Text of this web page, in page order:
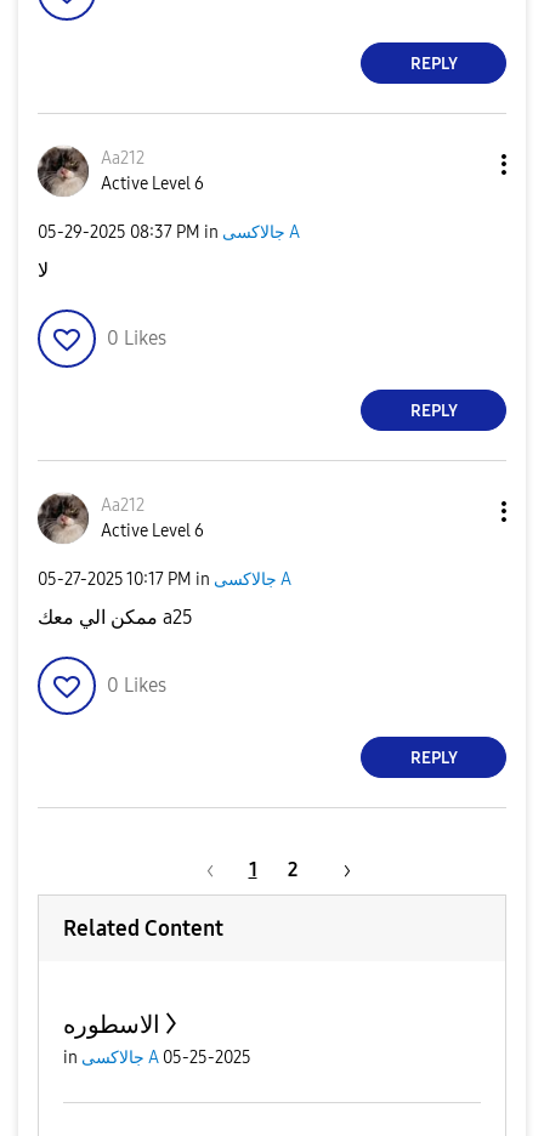
REPLY
Aa212
Active Level 6
‎05-29-2025 08:37 PM in جالاكسى A
لا
0 Likes
REPLY
Aa212
Active Level 6
‎05-27-202510:17 PM in جالاكسى A
ممكن الي معك a25
0 Likes
REPLY
1 2
Related Content
الاسطوره
in جالاكسى A 05-25-2025